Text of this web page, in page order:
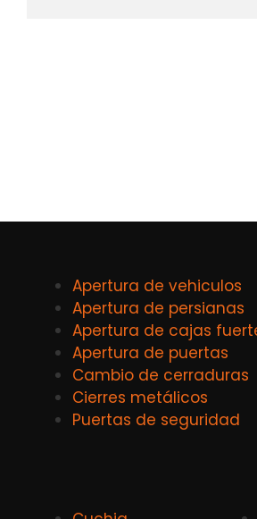
Apertura de vehiculos
Apertura de persianas
Apertura de cajas
Apertura de puertas
Cambio de cerraduras
Cierres metálicos
Puertas de seguridad